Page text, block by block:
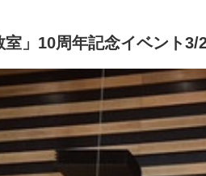
」10周年記念イベント3/